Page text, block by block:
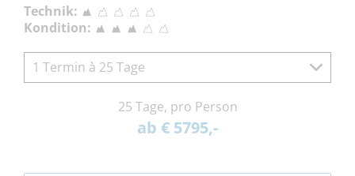
Technik:
Kondition:
1 Termin à 25 Tage
25 Tage, pro Person
ab € 5795,-